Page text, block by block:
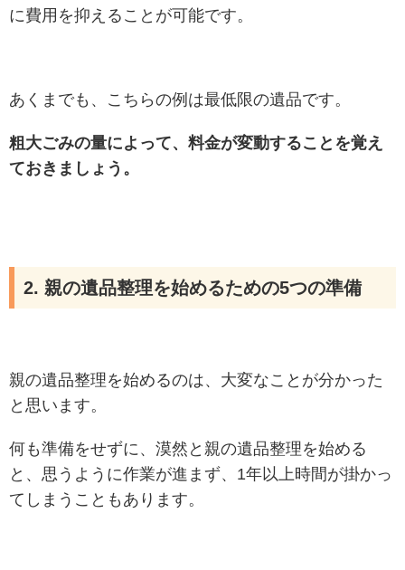
に費用を抑えることが可能です。
あくまでも、こちらの例は最低限の遺品です。
粗大ごみの量によって、料金が変動することを覚え
ておきましょう。
2. 親の遺品整理を始めるための5つの準備
親の遺品整理を始めるのは、大変なことが分かった
と思います。
何も準備をせずに、漠然と親の遺品整理を始める
と、思うように作業が進まず、1年以上時間が掛かっ
てしまうこともあります。